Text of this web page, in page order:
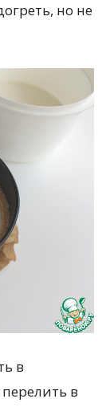
но не
в
в